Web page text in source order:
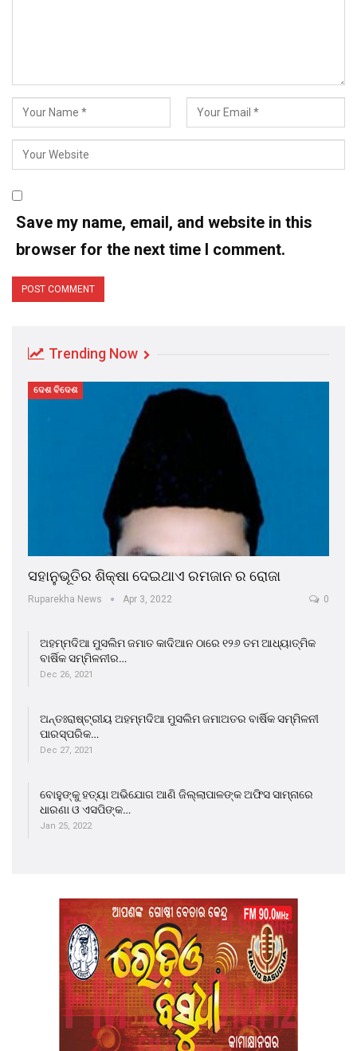
Save my name, email, and website in this
browser for the next time I comment.
Trending Now
ଦେଶ ବିଦେଶ
ସହାନୁଭୂତିର ଶିକ୍ଷା ଦେଇଥାଏ ରମଜାନ ର ରୋଜା
Ruparekha News Apr 3, 2022 0
ଅହମ୍ମଦିଆ ମୁସଲିମ ଜମାତ କାଦିଆନ ଠାରେ ୧୨୬ ତମ ଆଧ୍ୟାତ୍ମିକ
ବାର୍ଷିକ ସମ୍ମିଳନୀର…
Dec 26, 2021
ଅନ୍ତଃରାଷ୍ଟ୍ରୀୟ ଅହମ୍ମଦିଆ ମୁସଲିମ ଜମାଅତର ବାର୍ଷିକ ସମ୍ମିଳନୀ
ପାରସ୍ପରିକ…
Dec 27, 2021
ବୋହୁଙ୍କୁ ହତ୍ୟା ଅଭିଯୋଗ ଆଣି ଜିଲ୍ଲାପାଳଙ୍କ ଅଫିସ ସାମ୍ନାରେ
ଧାରଣା ଓ ଏସପିଙ୍କ…
Jan 25, 2022